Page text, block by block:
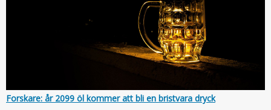
Forskare: år 2099 öl kommer att bli en bristvara dryck